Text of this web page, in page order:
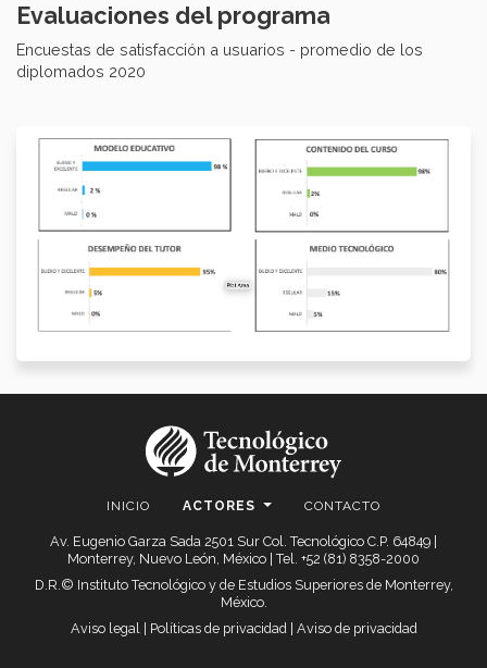
Evaluaciones del programa
Encuestas de satisfacción a usuarios - promedio de los
diplomados 2020
INICIO ACTORES CONTACTO
Av. Eugenio Garza Sada 2501 Sur Col. Tecnológico C.P. 64849 |
Monterrey, Nuevo León, México | Tel. +52 (81) 8358-2000
D.R.© Instituto Tecnológico y de Estudios Superiores de Monterrey,
México.
Aviso legal| Políticas de privacidad| Aviso de privacidad